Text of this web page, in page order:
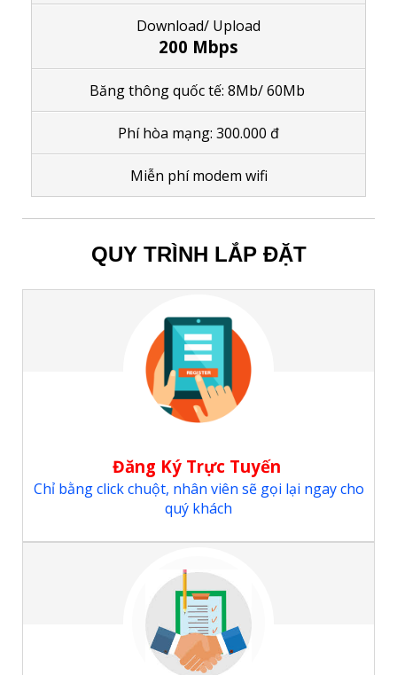
Download/ Upload
200 Mbps
Băng thông quốc tế: 8Mb/ 60Mb
Phí hòa mạng: 300.000 đ
Miễn phí modem wifi
QUY TRÌNH LẮP ĐẶT
Đăng Ký Trực Tuyến
Chỉ bằng click chuột, nhân viên sẽ gọi lại ngay cho
quý khách